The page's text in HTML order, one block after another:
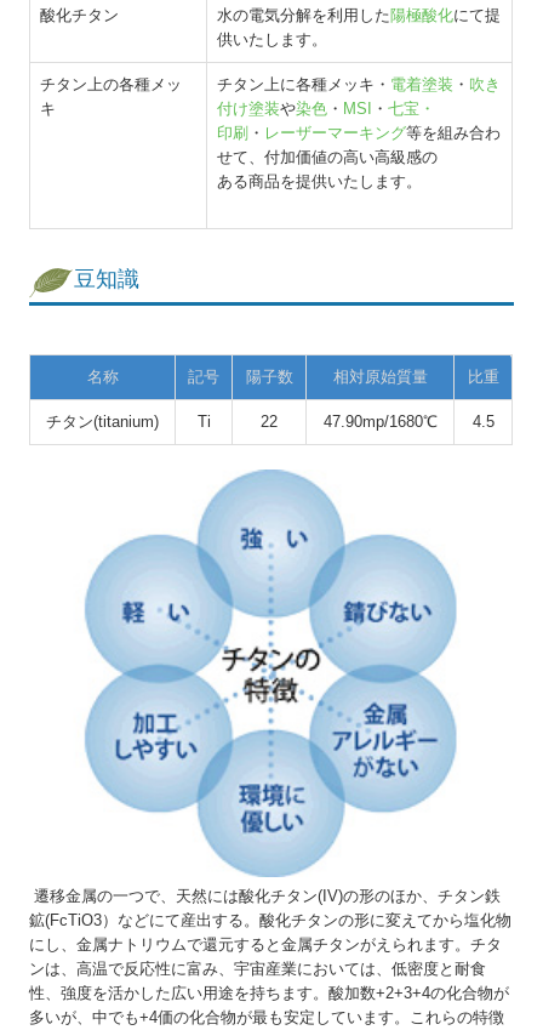
酸化チタン 水の電気分解を利用した陽極酸化にて提
供いたします。
チタン上の各種メッ
キ
チタン上に各種メッキ・ 電着塗装 ・ 吹き
付け塗装や染色 ・ MSI ・七宝・
印刷 ・ レーザーマーキング等を組み合わ
せて、付加価値の高い高級感の
ある商品を提供いたします。
豆知識
名称 記号 陽子数 相対原始質量 比重
チタン(titanium) Ti 22 47.90mp/1680℃ 4.5
遷移金属の一つで、天然には酸化チタン(IV)の形のほか、チタン鉄
鉱(FcTiO3）などにて産出する。酸化チタンの形に変えてから塩化物
にし、金属ナトリウムで還元すると金属チタンがえられます。チタ
ンは、高温で反応性に富み、宇宙産業においては、低密度と耐食
性、強度を活かした広い用途を持ちます。酸加数+2+3+4の化合物が
多いが、中でも+4価の化合物が最も安定しています。これらの特徴